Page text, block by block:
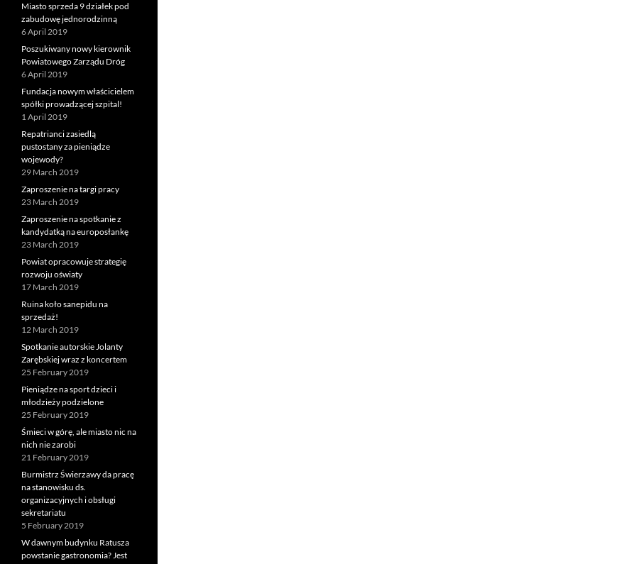
Miasto sprzeda 9 działek pod
zabudowę jednorodzinną
6 April 2019
Poszukiwany nowy kierownik
Powiatowego Zarządu Dróg
6 April 2019
Fundacja nowym właścicielem
spółki prowadzącej szpital!
1 April 2019
Repatrianci zasiedlą
pustostany za pieniądze
wojewody?
29 March 2019
Zaproszenie na targi pracy
23 March 2019
Zaproszenie na spotkanie z
kandydatką na europosłankę
23 March 2019
Powiat opracowuje strategię
rozwoju oświaty
17 March 2019
Ruina koło sanepidu na
sprzedaż!
12 March 2019
Spotkanie autorskie Jolanty
Zarębskiej wraz z koncertem
25 February 2019
Pieniądze na sport dzieci i
młodzieży podzielone
25 February 2019
Śmieci w górę, ale miasto nic na
nich nie zarobi
21 February 2019
Burmistrz Świerzawy da pracę
na stanowisku ds.
organizacyjnych i obsługi
sekretariatu
5 February 2019
W dawnym budynku Ratusza
powstanie gastronomia? Jest